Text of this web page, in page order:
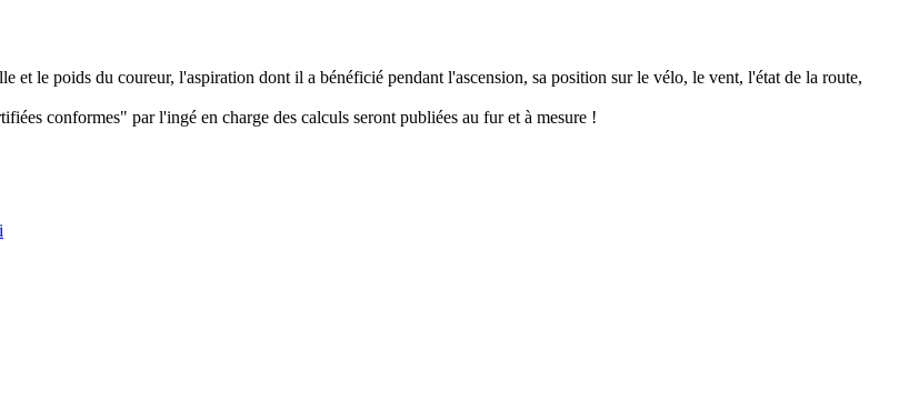
et le poids du coureur, l'aspiration dont il a bénéficié pendant l'ascension, sa position sur le vélo, le vent, l'état de la route,
conformes" par l'ingé en charge des calculs seront publiées au fur et à mesure !